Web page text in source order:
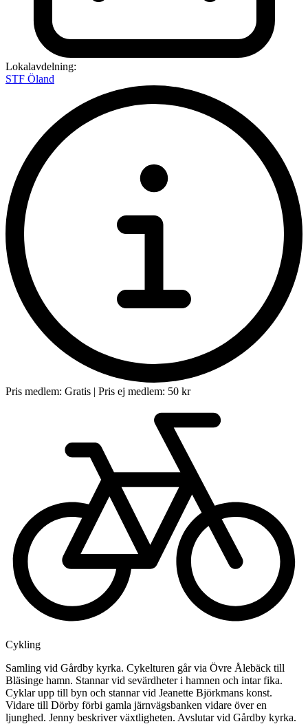
Lokalavdelning:
STF Öland
Pris medlem: Gratis | Pris ej medlem: 50 kr
Cykling
Samling vid Gårdby kyrka. Cykelturen går via Övre Ålebäck till
Bläsinge hamn. Stannar vid sevärdheter i hamnen och intar fika.
Cyklar upp till byn och stannar vid Jeanette Björkmans konst.
Vidare till Dörby förbi gamla järnvägsbanken vidare över en
ljunghed. Jenny beskriver växtligheten. Avslutar vid Gårdby kyrka.